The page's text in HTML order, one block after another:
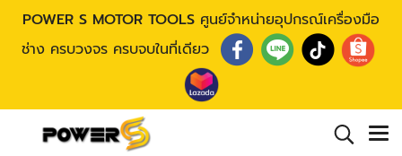
POWER S MOTOR TOOLS ศูนย์จำหน่ายอุปกรณ์เครื่องมือ
ช่าง ครบวงจร ครบจบในที่เดียว